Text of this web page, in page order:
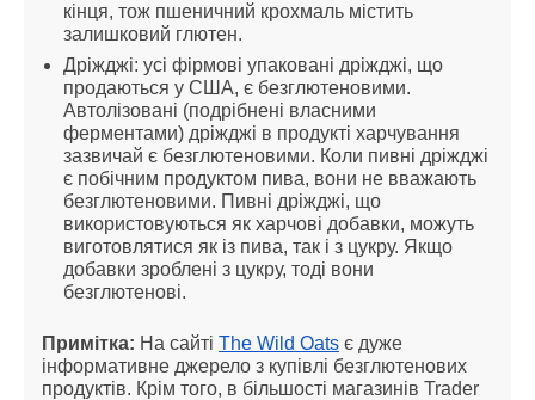
кінця, тож пшеничний крохмаль містить
залишковий глютен.
Дріжджі: усі фірмові упаковані дріжджі, що
продаються у США, є безглютеновими.
Автолізовані (подрібнені власними
ферментами) дріжджі в продукті харчування
зазвичай є безглютеновими. Коли пивні дріжджі
є побічним продуктом пива, вони не вважають
безглютеновими. Пивні дріжджі, що
використовуються як харчові добавки, можуть
виготовлятися як із пива, так і з цукру. Якщо
добавки зроблені з цукру, тоді вони
безглютенові.
Примітка: На сайті The Wild Oats є дуже
інформативне джерело з купівлі безглютенових
продуктів. Крім того, в більшості магазинів Trader